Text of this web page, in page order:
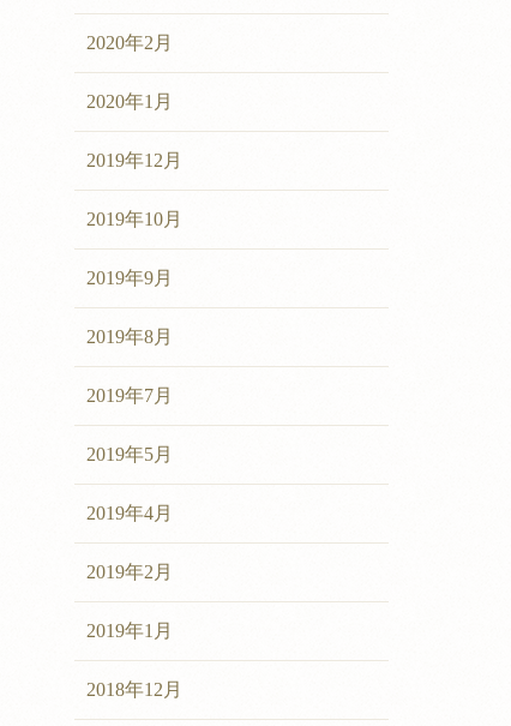
2020年2月
2020年1月
2019年12月
2019年10月
2019年9月
2019年8月
2019年7月
2019年5月
2019年4月
2019年2月
2019年1月
2018年12月